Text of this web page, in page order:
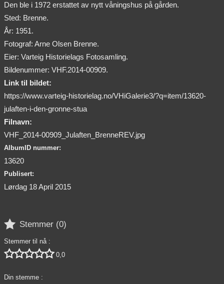
Den ble i 1972 erstattet av nytt våningshus på gården.
Sted: Brenne.
År: 1951.
Fotograf: Arne Olsen Brenne.
Eier: Varteig Historielags Fotosamling.
Bildenummer: VHF.2014-00909.
Link til bildet:
https://www.varteig-historielag.no/VHiGalerie3/?q=item/13620-
julaften-i-den-gronne-stua
Filnavn:
VHF_2014-00909_Julaften_BrenneREV.jpg
AlbumID nummer:
13620
Publisert:
Lørdag 18 April 2015
 Stemmer (0)
Stemmer til nå :
 0,0
Din stemme :